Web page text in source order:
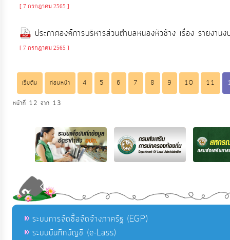
[ 7 กรกฎาคม 2565 ]
ประกาศองค์การบริหารส่วนตำบลหนองหัวช้าง เรื่อง รายง
[ 7 กรกฎาคม 2565 ]
เริ่มต้น ก่อนหน้า 4 5 6 7 8 9 10 11
หน้าที่ 12 จาก 13
ระบบการจัดซื้อจัดจ้างภาครัฐ (EGP)
ระบบบันทึกบัญชี (e-Lass)